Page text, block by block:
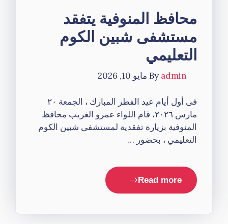
محافظ المنوفية يتفقد
مستشفى شبين الكوم
التعليمي
By admin مايو 10, 2026
فى أول أيام عيد الفطر المبارك ، الجمعة ٢٠
مارس ٢٠٢٦، قام اللواء عمرو الغريب محافظ
المنوفية بزيارة تفقدية لمستشفى شبين الكوم
التعليمي ، بحضور …
Read more